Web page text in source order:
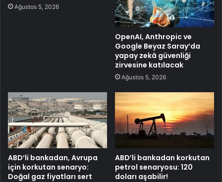
Ağustos 5, 2026
OpenAI, Anthropic ve
Google Beyaz Saray’da
yapay zekâ güvenliği
zirvesine katılacak
Ağustos 5, 2026
ABD’li bankadan, Avrupa
için korkutan senaryo:
Doğal gaz fiyatları sert
ABD’li bankadan korkutan
petrol senaryosu: 120
doları aşabilir!